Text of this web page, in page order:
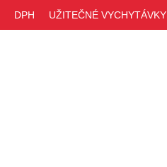
DPH UŽITEČNÉ VYCHYTÁVKY